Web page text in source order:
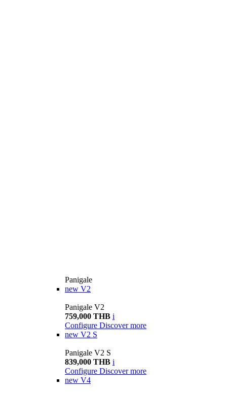
Panigale
new V2
Panigale V2
759,000 THB i
Configure Discover more
new V2 S
Panigale V2 S
839,000 THB i
Configure Discover more
new V4